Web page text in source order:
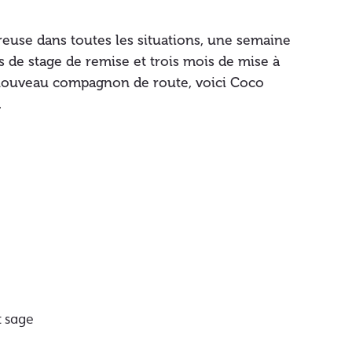
dans toutes les situations, une semaine
de stage de remise et trois mois de mise à
compagnon de route, voici Coco
sage